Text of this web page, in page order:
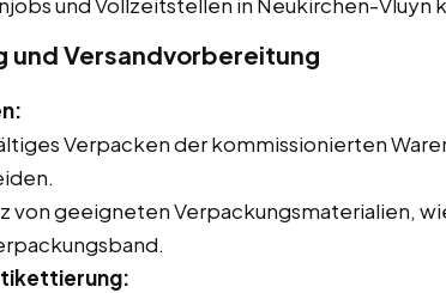
und Vollzeitstellen in Neukirchen-Vluyn
und Versandvorbereitung
Verpacken der kommissionierten
von geeigneten Verpackungsmaterialien,